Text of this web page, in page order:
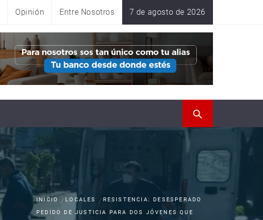
Opinión Entre Nosotros 7 de agosto de 2026
INICIO LOCALES
RESISTENCIA: DESESPERADO
PEDIDO DE JUSTICIA PARA DOS JÓVENES QUE